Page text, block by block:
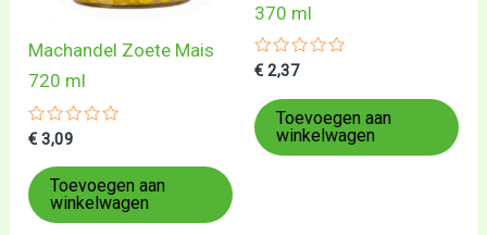
Machandel Zoete Mais
720 ml
Gewaardeerd
uit
5
€ 3,09
Toevoegen aan
winkelwagen
370 ml
Gewaardeerd
uit
5
€ 2,37
Toevoegen aan
winkelwagen